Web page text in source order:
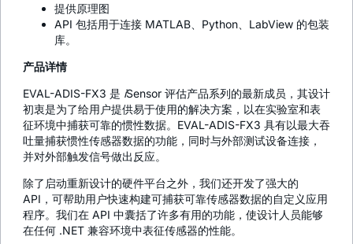
提供原理图
API 包括用于连接 MATLAB、Python、LabView 的包装
库。
产品详情
EVAL-ADIS-FX3 是 iSensor 评估产品系列的最新成员，其设计
初衷是为了给用户提供易于使用的解决方案，以在实验室和表
征环境中捕获可靠的惯性数据。EVAL-ADIS-FX3 具有以最大吞
吐量捕获惯性传感器数据的功能，同时与外部测试设备连接，
并对外部触发信号做出反应。
除了启动重新设计的硬件平台之外，我们还开发了强大的
API，可帮助用户快速构建可捕获可靠传感器数据的自定义应用
程序。我们在 API 中囊括了许多有用的功能，使设计人员能够
在任何 .NET 兼容环境中表征传感器的性能。